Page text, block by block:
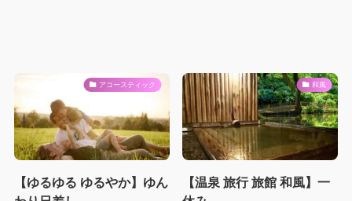
アコースティック
【ゆるゆる ゆるやか】ゆん
和風
【温泉 旅行 旅館 和風】一